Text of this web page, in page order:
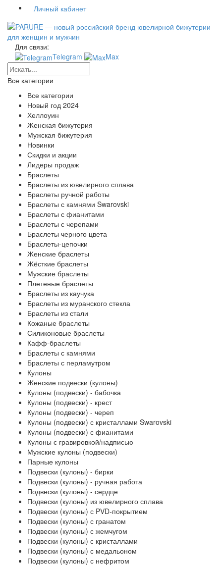
Личный кабинет
Для связи:
Telegram
Max
Все категории
Все категории
Новый год 2024
Хеллоуин
Женская бижутерия
Мужская бижутерия
Новинки
Скидки и акции
Лидеры продаж
Браслеты
Браслеты из ювелирного сплава
Браслеты ручной работы
Браслеты с камнями Swarovski
Браслеты с фианитами
Браслеты с черепами
Браслеты черного цвета
Браслеты-цепочки
Женские браслеты
Жёсткие браслеты
Мужские браслеты
Плетеные браслеты
Браслеты из каучука
Браслеты из муранского стекла
Браслеты из стали
Кожаные браслеты
Силиконовые браслеты
Кафф-браслеты
Браслеты с камнями
Браслеты с перламутром
Кулоны
Женские подвески (кулоны)
Кулоны (подвески) - бабочка
Кулоны (подвески) - крест
Кулоны (подвески) - череп
Кулоны (подвески) с кристаллами Swarovski
Кулоны (подвески) с фианитами
Кулоны с гравировкой/надписью
Мужские кулоны (подвески)
Парные кулоны
Подвески (кулоны) - бирки
Подвески (кулоны) - ручная работа
Подвески (кулоны) - сердце
Подвески (кулоны) из ювелирного сплава
Подвески (кулоны) с PVD-покрытием
Подвески (кулоны) с гранатом
Подвески (кулоны) с жемчугом
Подвески (кулоны) с кристаллами
Подвески (кулоны) с медальоном
Подвески (кулоны) с нефритом